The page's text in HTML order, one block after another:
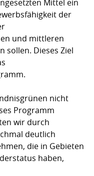
Mittel ein
der
und mittleren
sollen. Dieses Ziel
nicht
Programm
wir durch
deutlich
die in Gebieten
haben,